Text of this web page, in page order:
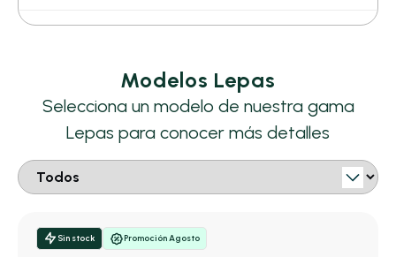
Modelos Lepas
Selecciona un modelo de nuestra gama
Lepas para conocer más detalles
Sin stock Promoción Agosto